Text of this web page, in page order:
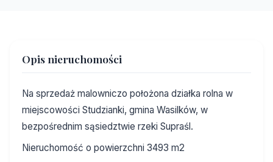
Opis nieruchomości
Na sprzedaż malowniczo położona działka rolna w
miejscowości Studzianki, gmina Wasilków, w
bezpośrednim sąsiedztwie rzeki Supraśl.
Nieruchomość o powierzchni 3493 m2